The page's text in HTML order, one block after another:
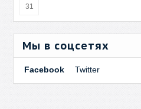
31
Мы в соцсетях
Facebook Twitter